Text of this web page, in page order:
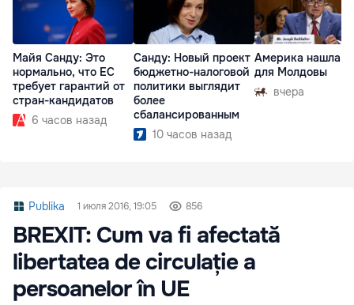
Майя Санду: Это
нормально, что ЕС
требует гарантий от
стран-кандидатов
6 часов назад
Санду: Новый проект
бюджетно-налоговой
политики выглядит
более
сбалансированным
10 часов назад
Америка нашла
для Молдовы
вчера
Publika 1 июля 2016, 19:05 856
BREXIT: Cum va fi afectată
libertatea de circulație a
persoanelor în UE